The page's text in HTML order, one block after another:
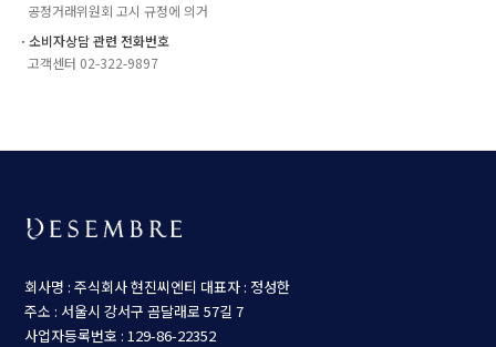
공정거래위원회 고시 규정에 의거
ㆍ소비자상담 관련 전화번호
고객센터 02-322-9897
회사명 : 주식회사 현진씨엔티 대표자 : 정성한
주소 : 서울시 강서구 곰달래로 57길 7
사업자등록번호 : 129-86-22352